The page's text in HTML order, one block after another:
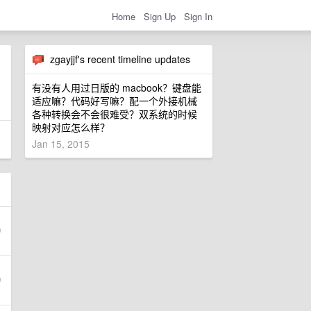
Home Sign Up Sign In
zgayjjf's recent timeline updates
有没有人用过日版的 macbook？键盘能
适应嘛？代码好写嘛？配一个外接机械
各种转换会不会很难受？双系统的时候
映射对应怎么样？
Jan 15, 2015